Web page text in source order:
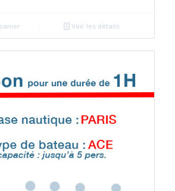
Voir les détails